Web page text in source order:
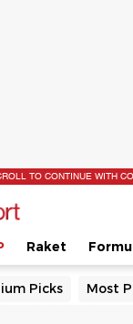
TO CONTINUE WITH
Raket
Picks Most